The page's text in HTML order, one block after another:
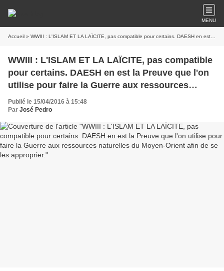
MENU
Accueil » WWIII : L'ISLAM ET LA LAÏCITE, pas compatible pour certains. DAESH en est la Preuve que l'on utilise pour faire la Guerre aux ressources naturelles du Moyen-Orient afin de se les approprier.
WWIII : L'ISLAM ET LA LAÏCITE, pas compatible
pour certains. DAESH en est la Preuve que l'on
utilise pour faire la Guerre aux ressources
naturelles du Moyen-Orient afin de se les
approprier.
Publié le 15/04/2016 à 15:48
Par José Pedro